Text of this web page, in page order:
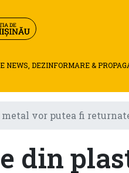
NEWS, DEZINFORMARE &
vor putea fi
din